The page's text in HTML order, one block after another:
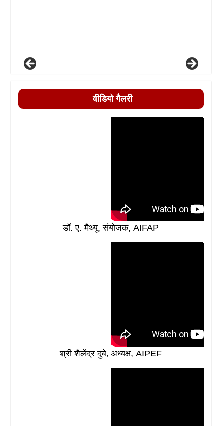
वीडियो गैलरी
डॉ. ए. मैथ्यू, संयोजक, AIFAP
श्री शैलेंद्र दुबे, अध्यक्ष, AIPEF